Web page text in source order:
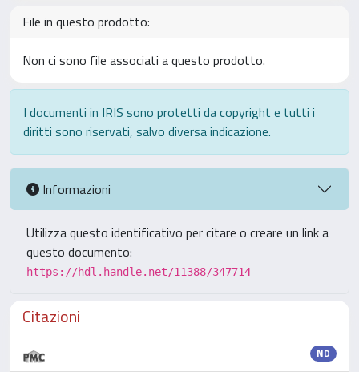
File in questo prodotto:
Non ci sono file associati a questo prodotto.
I documenti in IRIS sono protetti da copyright e tutti i
diritti sono riservati, salvo diversa indicazione.
Informazioni
Utilizza questo identificativo per citare o creare un link a
questo documento:
https://hdl.handle.net/11388/347714
Citazioni
ND